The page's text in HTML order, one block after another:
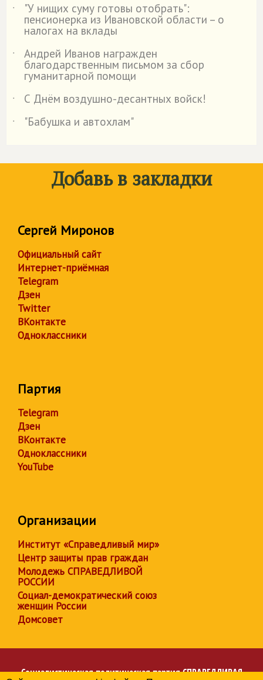
˙
"У нищих суму готовы отобрать":
пенсионерка из Ивановской области – о
налогах на вклады
˙
Андрей Иванов награжден
благодарственным письмом за сбор
гуманитарной помощи
˙
С Днём воздушно-десантных войск!
˙
"Бабушка и автохлам"
Добавь в закладки
Сергей Миронов
Официальный сайт
Интернет-приёмная
Telegram
Дзен
Twitter
ВКонтакте
Одноклассники
Партия
Telegram
Дзен
ВКонтакте
Одноклассники
YouTube
Организации
Институт «Справедливый мир»
Центр защиты прав граждан
Молодежь СПРАВЕДЛИВОЙ
РОССИИ
Социал-демократический союз
женщин России
Домсовет
Социалистическая политическая партияСПРАВЕДЛИВАЯ